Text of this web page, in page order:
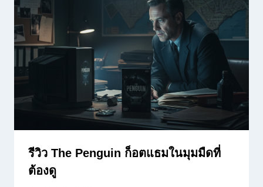
รีวิว The Penguin ก็อตแธมในมุมมืดที่
ต้องดู